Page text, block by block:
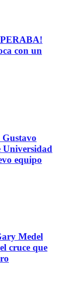
con un
equipo
Medel
cruce que